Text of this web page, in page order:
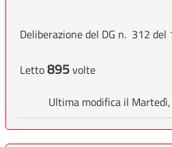
Deliberazione del DG n. 312 del
Letto895volte
Ultima modifica il